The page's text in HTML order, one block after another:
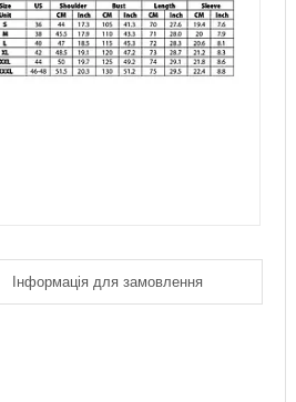
Інформація для замовлення